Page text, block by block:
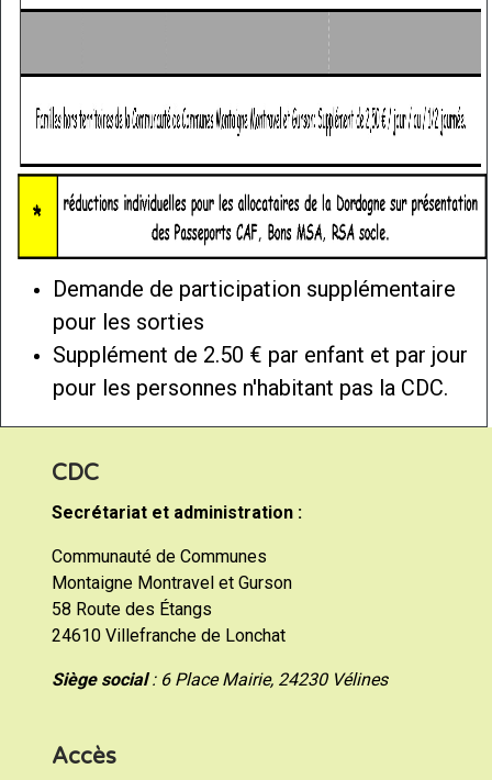
Demande de participation supplémentaire
pour les sorties
Supplément de 2.50 € par enfant et par jour
pour les personnes n'habitant pas la CDC.
CDC
Secrétariat et administration :
Communauté de Communes
Montaigne Montravel et Gurson
58 Route des Étangs
24610 Villefranche de Lonchat
Siège social: 6 Place Mairie, 24230 Vélines
Accès